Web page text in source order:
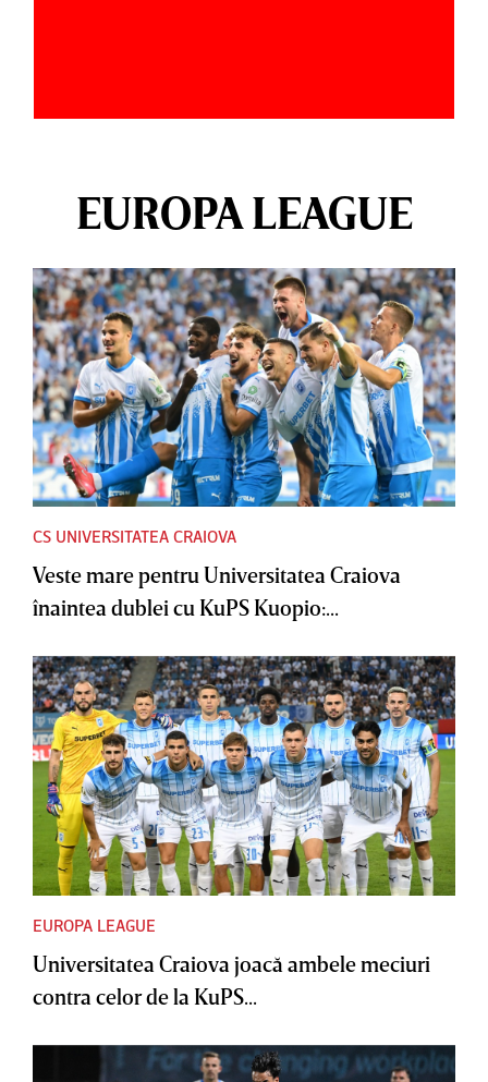
EUROPA LEAGUE
CS UNIVERSITATEA CRAIOVA
Veste mare pentru Universitatea Craiova
înaintea dublei cu KuPS Kuopio:...
EUROPA LEAGUE
Universitatea Craiova joacă ambele meciuri
contra celor de la KuPS...